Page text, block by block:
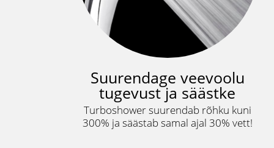
Suurendage veevoolu
tugevust ja säästke
Turboshower suurendab rõhku kuni
300% ja säästab samal ajal 30% vett!